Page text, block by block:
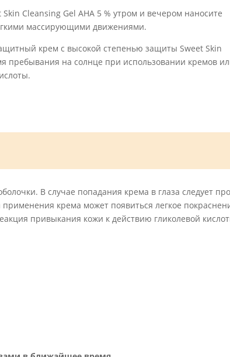
Cleansing Gel AHA 5 % утром и вечером наносите
массирующими движениями.
крем с высокой степенью защиты Sweet Skin
пребывания на солнце при использовании кремов
В случае попадания крема в глаза следует
крема может появиться легкое
привыкания кожи к действию гликолевой